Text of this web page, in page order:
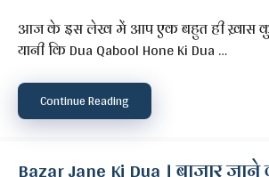
आज के इस लेख में आप एक बहुत ही ख़ास
यानी कि Dua Qabool Hone Ki Dua …
Continue Reading
Bazar Jane Ki Dua । बाजार